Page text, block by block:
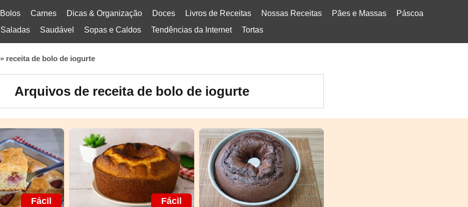
Bolos Carnes Dicas & Organização Doces Livros de Receitas Nossas Receitas Pães e Massas
Páscoa
Saladas Saudável Sopas e Caldos Tendências da Internet Tortas
» receita de bolo de iogurte
Arquivos de receita de bolo de iogurte
Fácil Fácil